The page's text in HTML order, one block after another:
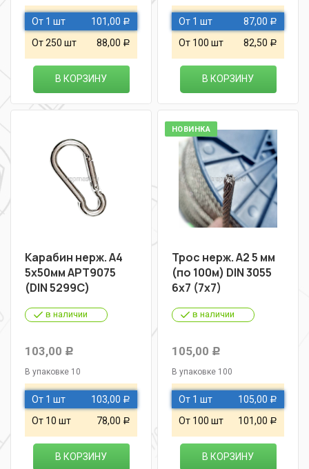
От 1 шт 101,00 Р
От 250 шт 88,00 Р
В КОРЗИНУ
От 1 шт 87,00 Р
От 100 шт 82,50 Р
В КОРЗИНУ
Карабин нерж. А4
5х50мм АРТ9075
(DIN 5299C)
в наличии
103,00 Р
В упаковке 10
От 1 шт 103,00 Р
От 10 шт 78,00 Р
В КОРЗИНУ
НОВИНКА
Трос нерж. А2 5 мм
(по 100м) DIN 3055
6х7 (7х7)
в наличии
105,00 Р
В упаковке 100
От 1 шт 105,00 Р
От 100 шт 101,00 Р
В КОРЗИНУ